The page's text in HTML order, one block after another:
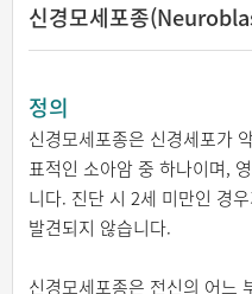
신경모세포종
정의
신경모세포종은 신경세포가
표적인 소아암 중 하나이며,
니다. 진단 시 2세 미만인 경
발견되지 않습니다.
신경모세포종은 전신의 어느